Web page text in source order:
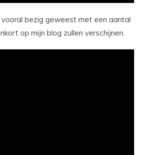
vooral bezig geweest met een aantal
op mijn blog zullen verschijnen.